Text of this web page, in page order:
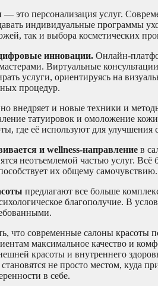
— это персонализация услуг.
индивидуальные программы
так и выбора косметических
инновации. Онлайн-
Виртуальные
услуги, ориентируясь на
процедур.
внедряет и новые техники и
татуировок и омоложение
где её используют для улучшения
и wellness-направление в
неотъемлемой частью услуг.
их общему самочувствию.
предлагают все больше
благополучие. В
что современные салоны красоты
максимальное качество и
красоты и внутреннего
не просто местом, куда
в себе.